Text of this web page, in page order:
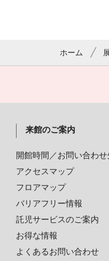
ホーム
来館のご案内
開館時間／お問い合わせ
アクセスマップ
フロアマップ
バリアフリー情報
託児サービスのご案内
お得な情報
よくあるお問い合わせ